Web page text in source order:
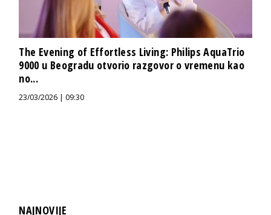
The Evening of Effortless Living: Philips AquaTrio
9000 u Beogradu otvorio razgovor o vremenu kao
no...
23/03/2026 | 09:30
NAJNOVIJE